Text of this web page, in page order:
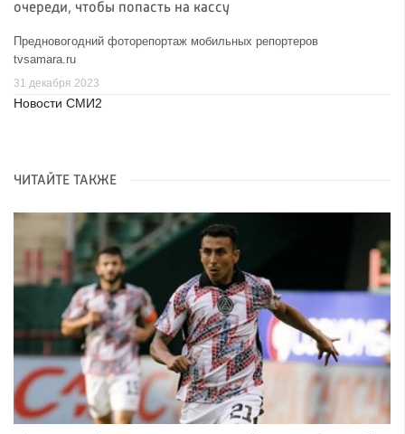
очереди, чтобы попасть на кассу
Предновогодний фоторепортаж мобильных репортеров
tvsamara.ru
31 декабря 2023
Новости СМИ2
ЧИТАЙТЕ ТАКЖЕ